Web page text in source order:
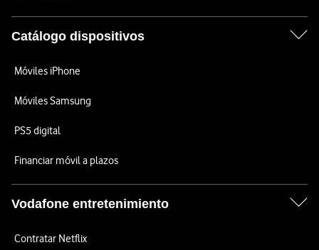
Catálogo dispositivos
Móviles iPhone
Móviles Samsung
PS5 digital
Financiar móvil a plazos
Vodafone entretenimiento
Contratar Netflix